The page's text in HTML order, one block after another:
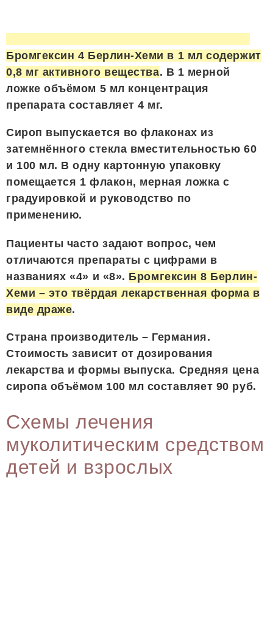
Бромгексин 4 Берлин-Хеми в 1 мл содержит
0,8 мг активного вещества. В 1 мерной
ложке объёмом 5 мл концентрация
препарата составляет 4 мг.
Сироп выпускается во флаконах из
затемнённого стекла вместительностью 60
и 100 мл. В одну картонную упаковку
помещается 1 флакон, мерная ложка с
градуировкой и руководство по
применению.
Пациенты часто задают вопрос, чем
отличаются препараты с цифрами в
названиях «4» и «8». Бромгексин 8 Берлин-
Хеми – это твёрдая лекарственная форма в
виде драже.
Страна производитель – Германия.
Стоимость зависит от дозирования
лекарства и формы выпуска. Средняя цена
сиропа объёмом 100 мл составляет 90 руб.
Схемы лечения
муколитическим средством
детей и взрослых